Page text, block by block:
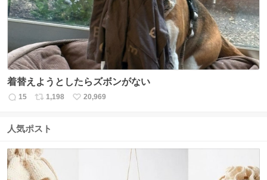
着替えようとしたらズボンがない
返
数
15
リ
ス
数
1,198
い
20,969
人気ポスト